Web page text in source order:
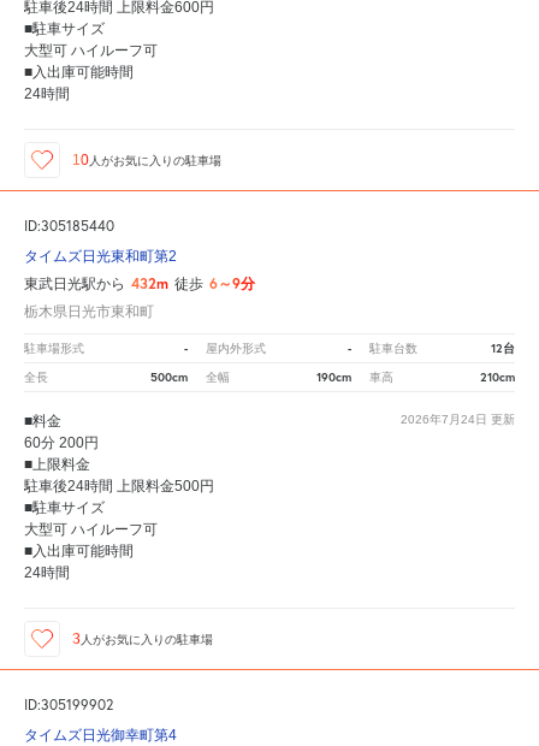
駐車後24時間 上限料金600円
■駐車サイズ
大型可 ハイルーフ可
■入出庫可能時間
24時間
10人がお気に入りの駐車場
ID:305185440
タイムズ日光東和町第2
東武日光駅から 432m 徒歩 6～9分
栃木県日光市東和町
駐車場形式 - 屋内外形式 - 駐車台数 12台
全長 500cm 全幅 190cm 車高 210cm
2026年7月24日 更新
■料金
60分 200円
■上限料金
駐車後24時間 上限料金500円
■駐車サイズ
大型可 ハイルーフ可
■入出庫可能時間
24時間
3人がお気に入りの駐車場
ID:305199902
タイムズ日光御幸町第4